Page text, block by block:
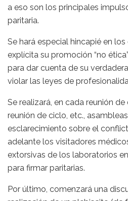
a eso son los principales
paritaria.
Se hará especial hincapié en
explícita su promoción “no
para dar cuenta de su
violar las leyes de
Se realizará, en cada reunión
reunión de ciclo, etc.,
esclarecimiento sobre el
adelante los visitadores
extorsivas de los laboratorios
para firmar paritarias.
Por último, comenzará una